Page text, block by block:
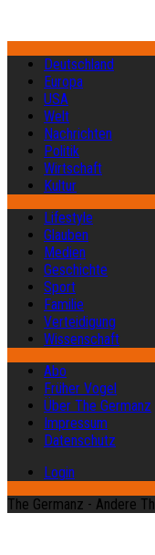
Deutschland
Europa
USA
Welt
Nachrichten
Politik
Wirtschaft
Kultur
Lifestyle
Glauben
Medien
Geschichte
Sport
Familie
Verteidigung
Wissenschaft
Abo
Früher Vogel
Über The Germanz
Impressum
Datenschutz
Login
The Germanz - Andere